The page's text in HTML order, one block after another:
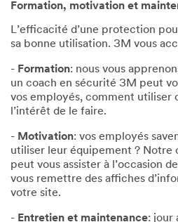
Formation, motivation et
L’efficacité d’une protection
sa bonne utilisation. 3M vous
- Formation: nous vous
un coach en sécurité 3M peut
vos employés, comment utiliser
l’intérêt de le faire.
- Motivation: vos employés
utiliser leur équipement ? Notre
peut vous assister à l’occasion
vous remettre des affiches
votre site.
- Entretien et maintenance: jour